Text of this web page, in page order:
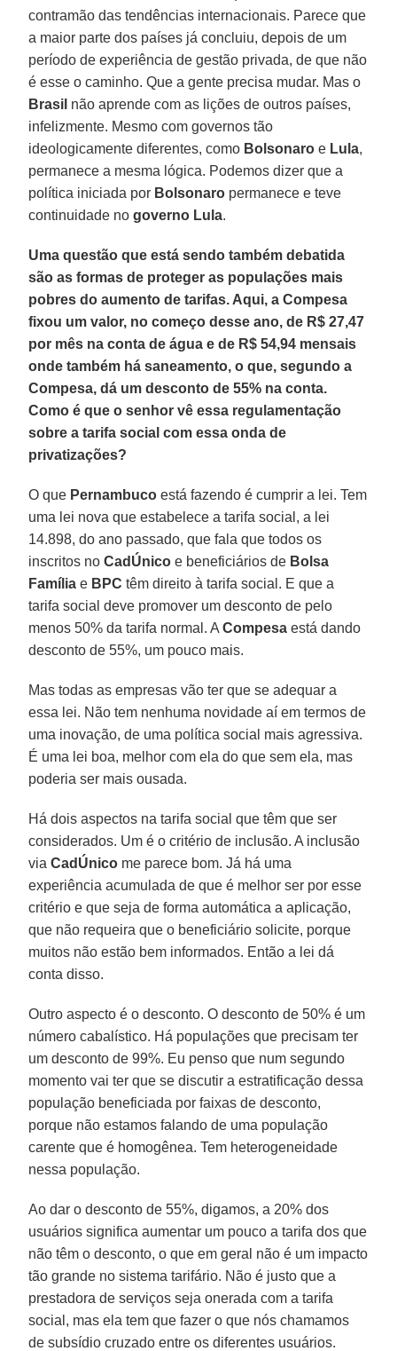
contramão das tendências internacionais. Parece que
a maior parte dos países já concluiu, depois de um
período de experiência de gestão privada, de que não
é esse o caminho. Que a gente precisa mudar. Mas o
Brasil não aprende com as lições de outros países,
infelizmente. Mesmo com governos tão
ideologicamente diferentes, como Bolsonaro e Lula,
permanece a mesma lógica. Podemos dizer que a
política iniciada por Bolsonaro permanece e teve
continuidade nogoverno Lula.
Uma questão que está sendo também debatida
são as formas de proteger as populações mais
pobres do aumento de tarifas. Aqui, a Compesa
fixou um valor, no começo desse ano, de R$ 27,47
por mês na conta de água e de R$ 54,94 mensais
onde também há saneamento, o que, segundo a
Compesa, dá um desconto de 55% na conta.
Como é que o senhor vê essa regulamentação
sobre a tarifa social com essa onda de
privatizações?
O que Pernambuco está fazendo é cumprir a lei. Tem
uma lei nova que estabelece a tarifa social, a lei
14.898, do ano passado, que fala que todos os
inscritos noCadÚnico e beneficiários de Bolsa
Família e BPC têm direito à tarifa social. E que a
tarifa social deve promover um desconto de pelo
menos 50% da tarifa normal. ACompesa está dando
desconto de 55%, um pouco mais.
Mas todas as empresas vão ter que se adequar a
essa lei. Não tem nenhuma novidade aí em termos de
uma inovação, de uma política social mais agressiva.
É uma lei boa, melhor com ela do que sem ela, mas
poderia ser mais ousada.
Há dois aspectos na tarifa social que têm que ser
considerados. Um é o critério de inclusão. A inclusão
viaCadÚnico me parece bom. Já há uma
experiência acumulada de que é melhor ser por esse
critério e que seja de forma automática a aplicação,
que não requeira que o beneficiário solicite, porque
muitos não estão bem informados. Então a lei dá
conta disso.
Outro aspecto é o desconto. O desconto de 50% é um
número cabalístico. Há populações que precisam ter
um desconto de 99%. Eu penso que num segundo
momento vai ter que se discutir a estratificação dessa
população beneficiada por faixas de desconto,
porque não estamos falando de uma população
carente que é homogênea. Tem heterogeneidade
nessa população.
Ao dar o desconto de 55%, digamos, a 20% dos
usuários significa aumentar um pouco a tarifa dos que
não têm o desconto, o que em geral não é um impacto
tão grande no sistema tarifário. Não é justo que a
prestadora de serviços seja onerada com a tarifa
social, mas ela tem que fazer o que nós chamamos
de subsídio cruzado entre os diferentes usuários.